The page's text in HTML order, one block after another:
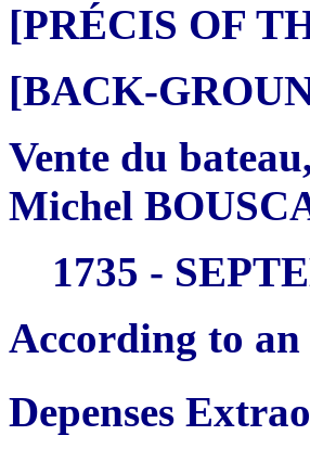
[PRÉCIS OF
[BACK-
Vente du
Michel
1735 -
According to an
Depenses